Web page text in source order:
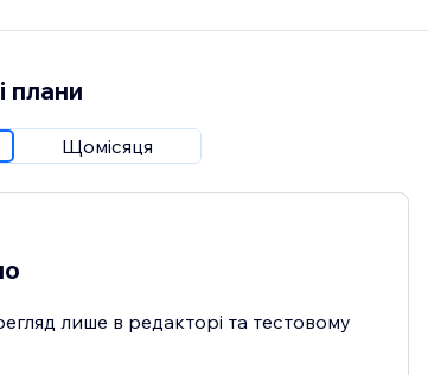
плани
Щомісяця
лише в редакторі та тестовому